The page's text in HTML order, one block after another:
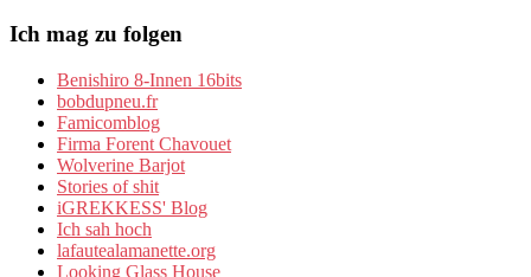
Ich mag zu folgen
Benishiro 8-Innen 16bits
bobdupneu.fr
Famicomblog
Firma Forent Chavouet
Wolverine Barjot
Stories of shit
iGREKKESS' Blog
Ich sah hoch
lafautealamanette.org
Looking Glass House